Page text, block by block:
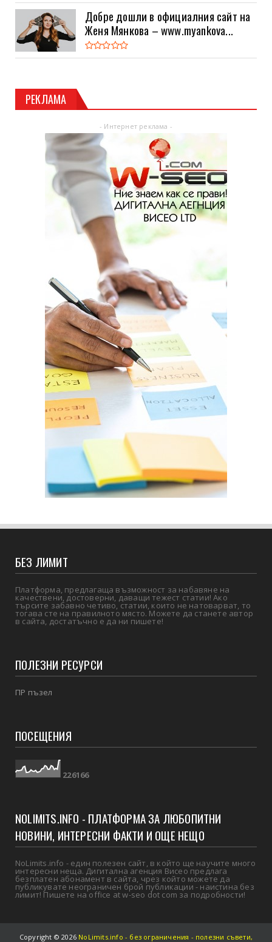
Добре дошли в официалния сайт на
Женя Мянкова – www.myankova...
РЕКЛАМА
- Интернет реклама -
БЕЗ ЛИМИТ
Платформа, предлагаща възможност за набавяне на
качествени, достоверни, даващи тежест статии! Ако
търсите забавно четиво, статии, които не натоварват, то
тогава сте на правилното място. Можете да станете автор
в сайта, достатъчно е да ни пишете!
ПОЛЕЗНИ РЕСУРСИ
ПР пъзел
ПОСЕЩЕНИЯ
226166
NOLIMITS.INFO - ПЛАТФОРМА ЗА ЛЮБОПИТНИ
НОВИНИ, ИНТЕРЕСНИ ФАКТИ И ОЩЕ НЕЩО
NoLimits.info - един полезен сайт, в който ще научите много
интересни неща. Дигитална агенция Висео предлага
безплатен абонамент в сайта, чрез който можете да
публикувате неограничен брой публикации - наистина без
лимит! Пишете на office at w-seo dot com за подробности!
Copyright ©2026 NoLimits.info - без ограничения - полезни съвети,